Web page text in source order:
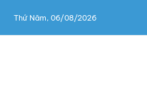
Thứ Năm, 06/08/2026